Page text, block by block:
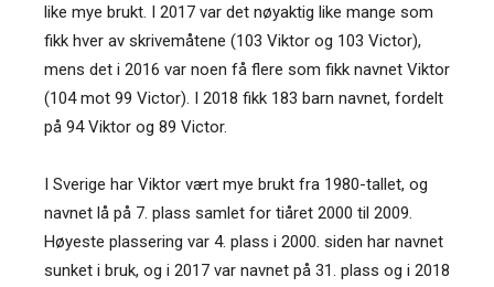
like mye brukt. I 2017 var det nøyaktig like mange som
fikk hver av skrivemåtene (103 Viktor og 103 Victor),
mens det i 2016 var noen få flere som fikk navnet Viktor
(104 mot 99 Victor). I 2018 fikk 183 barn navnet, fordelt
på 94 Viktor og 89 Victor.
I Sverige har Viktor vært mye brukt fra 1980-tallet, og
navnet lå på 7. plass samlet for tiåret 2000 til 2009.
Høyeste plassering var 4. plass i 2000. siden har navnet
sunket i bruk, og i 2017 var navnet på 31. plass og i 2018